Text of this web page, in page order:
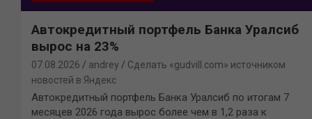
Автокредитный портфель Банка Уралсиб
вырос на 23%
07.08.2026 andrey
Сделать «gudvill.com» источником
новостей в Яндекс
Автокредитный портфель Банка Уралсиб по итогам 7
месяцев 2026 года вырос более чем в 1,2 раза к